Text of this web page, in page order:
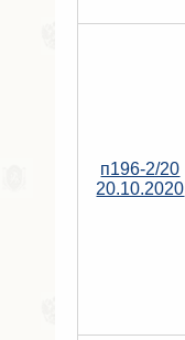
п196-2/20
20.10.2020